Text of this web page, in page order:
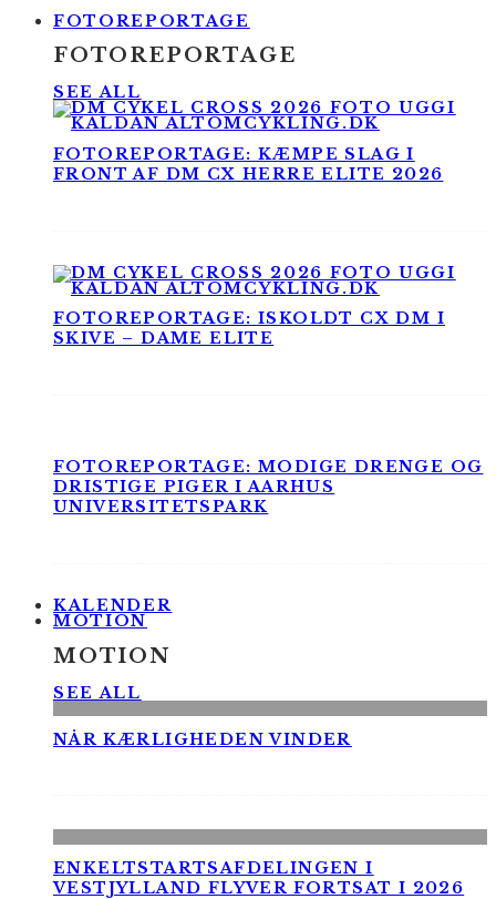
FOTOREPORTAGE
FOTOREPORTAGE
SEE ALL
FOTOREPORTAGE: KÆMPE SLAG I
FRONT AF DM CX HERRE ELITE 2026
FOTOREPORTAGE: ISKOLDT CX DM I
SKIVE – DAME ELITE
FOTOREPORTAGE: MODIGE DRENGE OG
DRISTIGE PIGER I AARHUS
UNIVERSITETSPARK
KALENDER
MOTION
MOTION
SEE ALL
NÅR KÆRLIGHEDEN VINDER
ENKELTSTARTSAFDELINGEN I
VESTJYLLAND FLYVER FORTSAT I 2026